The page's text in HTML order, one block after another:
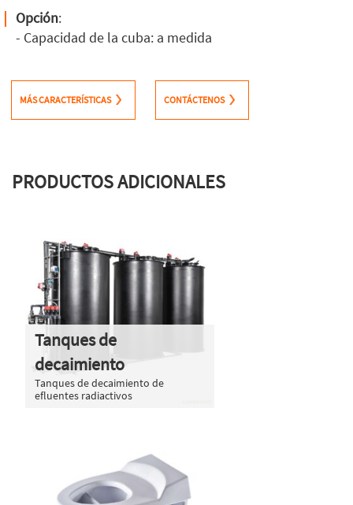
Opción:
- Capacidad de la cuba: a medida
MÁS CARACTERÍSTICAS CONTÁCTENOS
PRODUCTOS ADICIONALES
Tanques de
decaimiento
Tanques de decaimiento de
efluentes radiactivos